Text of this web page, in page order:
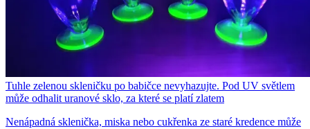
Tuhle zelenou skleničku po babičce nevyhazujte. Pod UV světlem
může odhalit uranové sklo, za které se platí zlatem
Nenápadná sklenička, miska nebo cukřenka ze staré kredence může